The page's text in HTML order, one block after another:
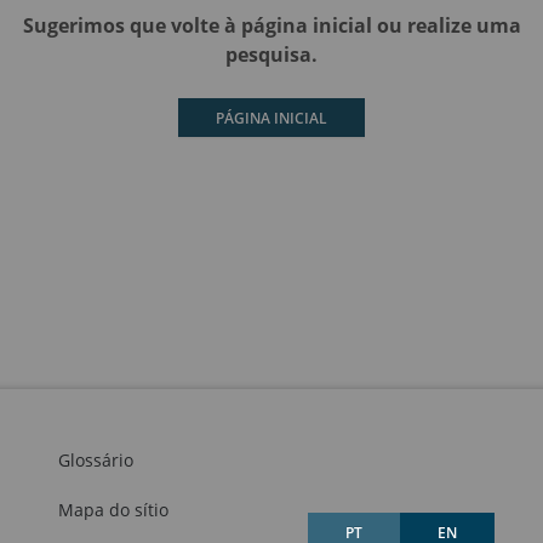
PT EN
Sugerimos que volte à página inicial ou realize uma
pesquisa.
PÁGINA INICIAL
Glossário
Mapa do sítio